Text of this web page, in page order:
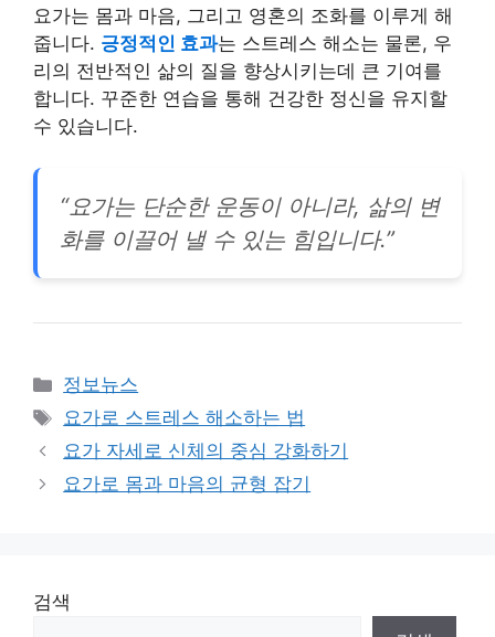
요가는 몸과 마음, 그리고 영혼의 조화를 이루게 해
줍니다. 긍정적인 효과는 스트레스 해소는 물론, 우
리의 전반적인 삶의 질을 향상시키는데 큰 기여를
합니다. 꾸준한 연습을 통해 건강한 정신을 유지할
수 있습니다.
“요가는 단순한 운동이 아니라, 삶의 변
화를 이끌어 낼 수 있는 힘입니다.”
Categories
정보뉴스
Tags
요가로 스트레스 해소하는 법
요가 자세로 신체의 중심 강화하기
요가로 몸과 마음의 균형 잡기
검색